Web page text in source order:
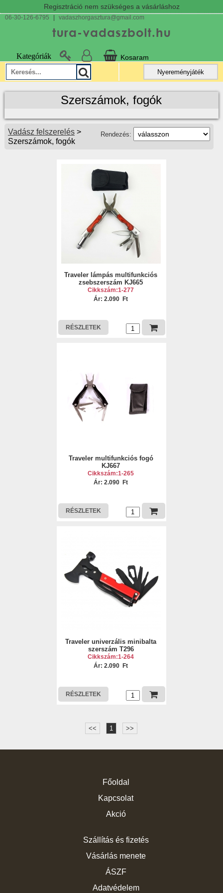
Regisztráció nem szükséges a vásárláshoz
06-30-126-6795 vadaszhorgasztura@gmail.com
Kategóriák Kosaram
Nyereményjáték
Szerszámok, fogók
Rendezés:
Vadász felszerelés>
Szerszámok, fogók
Traveler lámpás multifunkciós
zsebszerszám KJ665
Cikkszám:1-277
Ár: 2.090 Ft
RÉSZLETEK
Traveler multifunkciós fogó
KJ667
Cikkszám:1-265
Ár: 2.090 Ft
RÉSZLETEK
Traveler univerzális minibalta
szerszám T296
Cikkszám:1-264
Ár: 2.090 Ft
RÉSZLETEK
<< 1 >>
Főoldal
Kapcsolat
Akció
Szállítás és fizetés
Vásárlás menete
ÁSZF
Adatvédelem